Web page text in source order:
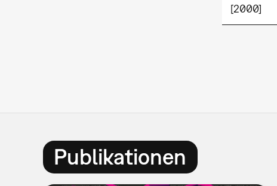
[2000]
Publikationen